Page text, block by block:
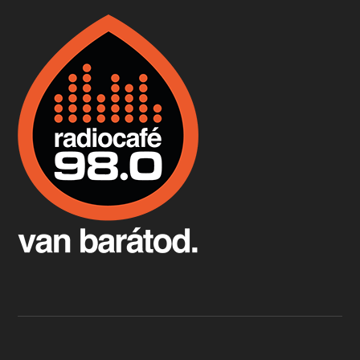
Boston, teadélután, bab és homár
Apr 9, 2026 • 00:37:17
Fermentáljunk, a testünk meghálálja!
Apr 3, 2026 • 00:36:07